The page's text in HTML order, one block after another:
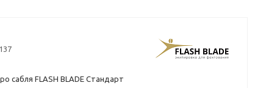
сабля FLASH BLADE Стандарт